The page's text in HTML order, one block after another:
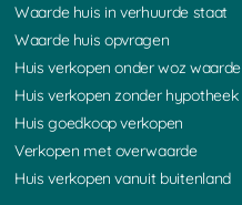
Waarde huis in verhuurde staat
Waarde huis opvragen
Huis verkopen onder woz waarde
Huis verkopen zonder hypotheek
Huis goedkoop verkopen
Verkopen met overwaarde
Huis verkopen vanuit buitenland